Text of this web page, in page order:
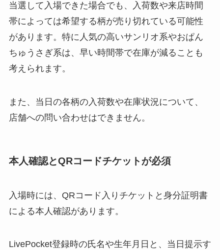
当選して入場できた場合でも、入荷数や来店時間
帯によっては希望する柄が売り切れている可能性
があります。特に人気の高いサンリオ系やおぱん
ちゅうさぎ系は、早い時間帯で在庫が減ることも
考えられます。
また、当日の各柄の入荷数や在庫状況について、
店舗への問い合わせはできません。
本人確認とQRコードチケットが必須
入場時には、QRコード入りチケットと身分証明書
による本人確認があります。
LivePocket登録時の氏名や生年月日と、当日提示す